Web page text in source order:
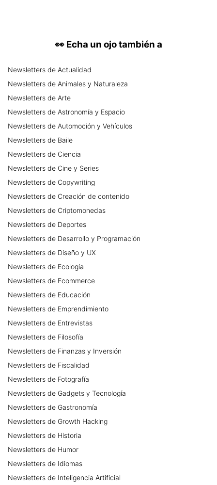
👀 Echa un ojo también a
Newsletters de Actualidad
Newsletters de Animales y Naturaleza
Newsletters de Arte
Newsletters de Astronomía y Espacio
Newsletters de Automoción y Vehículos
Newsletters de Baile
Newsletters de Ciencia
Newsletters de Cine y Series
Newsletters de Copywriting
Newsletters de Creación de contenido
Newsletters de Criptomonedas
Newsletters de Deportes
Newsletters de Desarrollo y Programación
Newsletters de Diseño y UX
Newsletters de Ecología
Newsletters de Ecommerce
Newsletters de Educación
Newsletters de Emprendimiento
Newsletters de Entrevistas
Newsletters de Filosofía
Newsletters de Finanzas y Inversión
Newsletters de Fiscalidad
Newsletters de Fotografía
Newsletters de Gadgets y Tecnología
Newsletters de Gastronomía
Newsletters de Growth Hacking
Newsletters de Historia
Newsletters de Humor
Newsletters de Idiomas
Newsletters de Inteligencia Artificial